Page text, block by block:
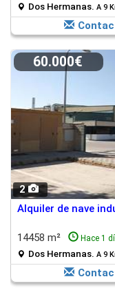
Dos Hermanas. A 9
2
60.000€
Alquiler de nave
14458 m² Hace 1
Dos Hermanas. A 9